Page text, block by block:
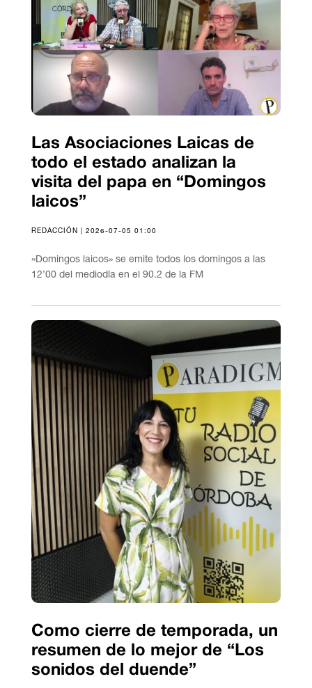
Las Asociaciones Laicas de
todo el estado analizan la
visita del papa en “Domingos
laicos”
REDACCIÓN | 2026-07-05 01:00
«Domingos laicos» se emite todos los domingos a las
12’00 del mediodía en el 90.2 de la FM
Como cierre de temporada, un
resumen de lo mejor de “Los
sonidos del duende”